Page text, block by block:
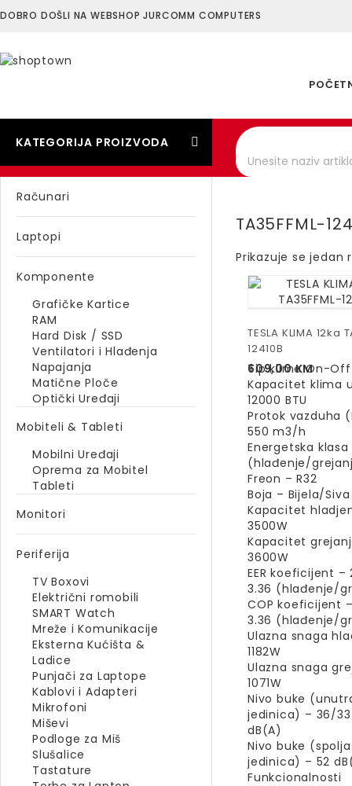
DOBRO DOŠLI NA WEBSHOP JURCOMM COMPUTERS
KATEGORIJA PROIZVODA
Računari
Laptopi
Komponente
Grafičke Kartice
RAM
Hard Disk / SSD
Ventilatori i Hlađenja
Napajanja
Matične Ploče
Optički Uređaji
Mobiteli & Tableti
Mobilni Uređaji
Oprema za Mobitel
Tableti
Monitori
Periferija
TV Boxovi
Električni romobili
SMART Watch
Mreže i Komunikacije
Eksterna Kućišta &
Ladice
Punjači za Laptope
Kablovi i Adapteri
Mikrofoni
Miševi
Podloge za Miš
Slušalice
Tastature
TA35FFML-
Prikazuje se jedan
TESLA KLIMA 12ka
12410B
609,00KM
Tip klime On-Off
Kapacitet klima
12000 BTU
Protok vazduha
550 m3/h
Energetska klasa
(hlađenje/
Freon – R32
Boja – Bijela/Siva
Kapacitet
3500W
Kapacitet
3600W
EER koeficijent –
3.36 (hlađenje/
COP koeficijent
3.36 (hlađenje/
Ulazna snaga
1182W
Ulazna snaga
1071W
Nivo buke
jedinica) – 36/
dB(A)
Nivo buke
jedinica) – 52
Funkcionalnosti